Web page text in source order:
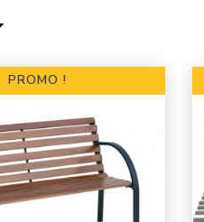
PROMO !